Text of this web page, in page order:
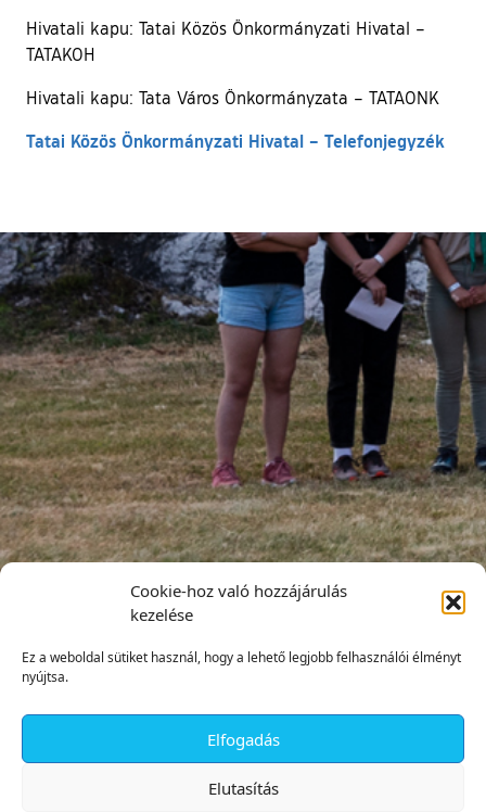
Cookie-hoz való hozzájárulás
kezelése
Ez a weboldal sütiket használ, hogy a lehető legjobb felhasználói élményt
nyújtsa.
Elfogadás
Elutasítás
Hivatali kapu: Tatai Közös Önkormányzati Hivatal –
TATAKOH
Hivatali kapu: Tata Város Önkormányzata – TATAONK
Tatai Közös Önkormányzati Hivatal – Telefonjegyzék
✕